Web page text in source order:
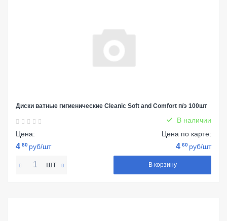
Диски ватные гигиенические Cleanic Soft and Comfort п/э 100шт
В наличии
Цена:
4 80 руб/шт
Цена по карте:
4 60 руб/шт
шт В корзину